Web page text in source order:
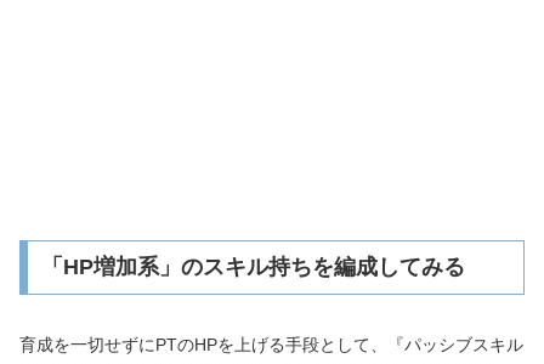
「HP増加系」のスキル持ちを編成してみる
育成を一切せずにPTのHPを上げる手段として、『パッシブスキル